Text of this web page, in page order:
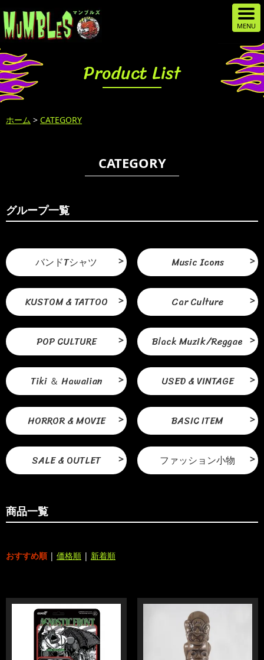
Product List
ホーム > CATEGORY
CATEGORY
グループ一覧
バンドTシャツ Music Icons
KUSTOM & TATTOO Car Culture
POP CULTURE Black Muzik/Reggae
Tiki ＆ Hawaiian USED & VINTAGE
HORROR & MOVIE BASIC ITEM
SALE & OUTLET ファッション小物
商品一覧
おすすめ順 | 価格順 | 新着順